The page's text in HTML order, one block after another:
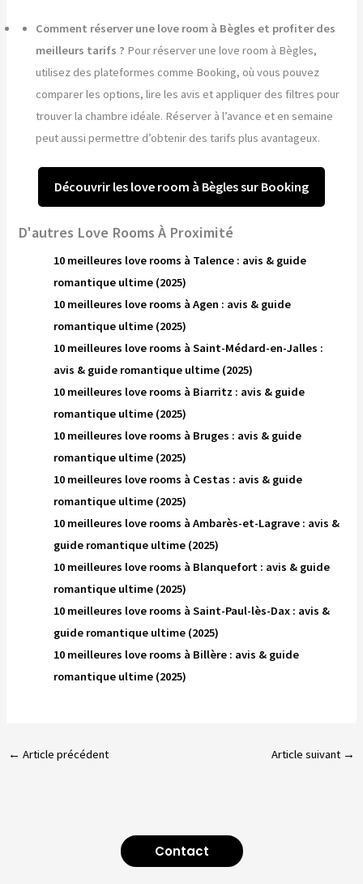
Comment réserver une love room à Bègles et profiter des
meilleurs tarifs ? Pour réserver une love room à Bègles,
utilisez des plateformes comme Booking, où vous pouvez
comparer les options, lire les avis et appliquer des filtres pour
trouver la chambre idéale. Réserver à l’avance et en semaine
peut aussi permettre d’obtenir des tarifs plus avantageux.
Découvrir les love room à Bègles sur Booking
D'autres Love Rooms À Proximité
10 meilleures love rooms à Talence : avis & guide
romantique ultime (2025)
10 meilleures love rooms à Agen : avis & guide
romantique ultime (2025)
10 meilleures love rooms à Saint-Médard-en-Jalles :
avis & guide romantique ultime (2025)
10 meilleures love rooms à Biarritz : avis & guide
romantique ultime (2025)
10 meilleures love rooms à Bruges : avis & guide
romantique ultime (2025)
10 meilleures love rooms à Cestas : avis & guide
romantique ultime (2025)
10 meilleures love rooms à Ambarès-et-Lagrave : avis &
guide romantique ultime (2025)
10 meilleures love rooms à Blanquefort : avis & guide
romantique ultime (2025)
10 meilleures love rooms à Saint-Paul-lès-Dax : avis &
guide romantique ultime (2025)
10 meilleures love rooms à Billère : avis & guide
romantique ultime (2025)
← Article précédent Article suivant →
Contact